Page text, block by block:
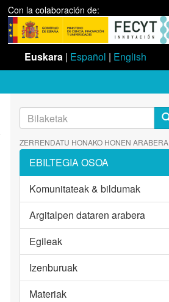
Con la colaboración de:
Euskara | Español | English
ZERRENDATU HONAKO HONEN ARABERA
EBILTEGIA OSOA
Komunitateak & bildumak
Argitalpen dataren arabera
Egileak
Izenburuak
Materiak